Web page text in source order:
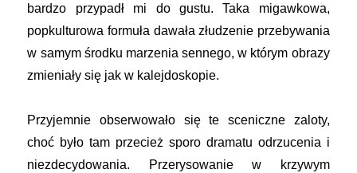
bardzo przypadł mi do gustu. Taka migawkowa,
popkulturowa formuła dawała złudzenie przebywania
w samym środku marzenia sennego, w którym obrazy
zmieniały się jak w kalejdoskopie.
Przyjemnie obserwowało się te sceniczne zaloty,
choć było tam przecież sporo dramatu odrzucenia i
niezdecydowania. Przerysowanie w krzywym